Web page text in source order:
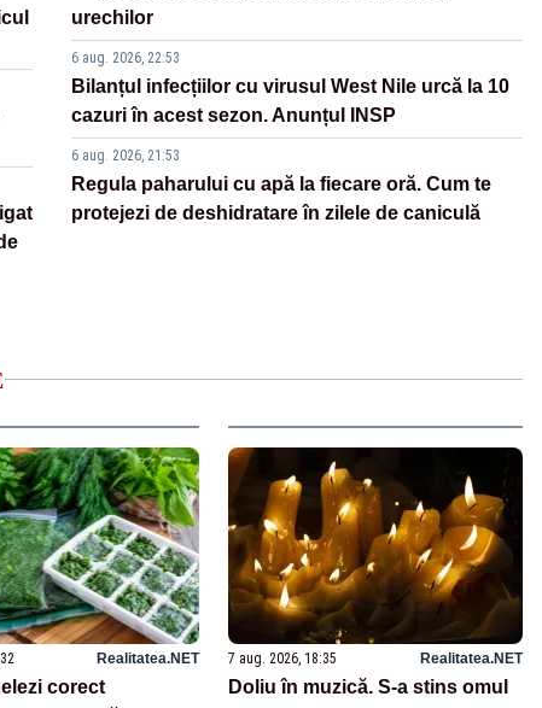
urechilor
6 aug. 2026, 22:53
Bilanțul infecțiilor cu virusul West Nile urcă la 10
cazuri în acest sezon. Anunțul INSP
6 aug. 2026, 21:53
Regula paharului cu apă la fiecare oră. Cum te
protejezi de deshidratare în zilele de caniculă
Realitatea.NET
corect
7 aug. 2026, 18:35 Realitatea.NET
Doliu în muzică. S-a stins omul